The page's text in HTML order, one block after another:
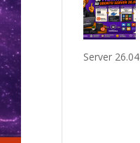
Server 26.04